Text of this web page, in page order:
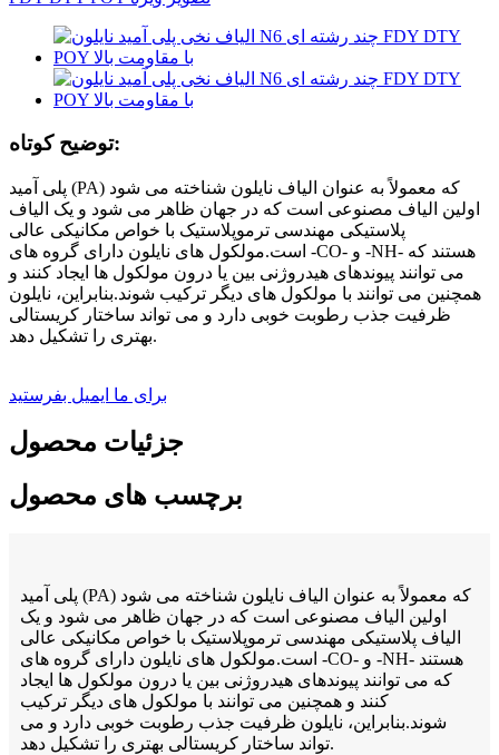
توضیح کوتاه:
پلی آمید (PA) که معمولاً به عنوان الیاف نایلون شناخته می شود
اولین الیاف مصنوعی است که در جهان ظاهر می شود و یک الیاف
پلاستیکی مهندسی ترموپلاستیک با خواص مکانیکی عالی
است.مولکول های نایلون دارای گروه های -CO- و -NH- هستند که
می توانند پیوندهای هیدروژنی بین یا درون مولکول ها ایجاد کنند و
همچنین می توانند با مولکول های دیگر ترکیب شوند.بنابراین، نایلون
ظرفیت جذب رطوبت خوبی دارد و می تواند ساختار کریستالی
بهتری را تشکیل دهد.
برای ما ایمیل بفرستید
جزئیات محصول
برچسب های محصول
پلی آمید (PA) که معمولاً به عنوان الیاف نایلون شناخته می شود
اولین الیاف مصنوعی است که در جهان ظاهر می شود و یک
الیاف پلاستیکی مهندسی ترموپلاستیک با خواص مکانیکی عالی
است.مولکول های نایلون دارای گروه های -CO- و -NH- هستند
که می توانند پیوندهای هیدروژنی بین یا درون مولکول ها ایجاد
کنند و همچنین می توانند با مولکول های دیگر ترکیب
شوند.بنابراین، نایلون ظرفیت جذب رطوبت خوبی دارد و می
تواند ساختار کریستالی بهتری را تشکیل دهد.